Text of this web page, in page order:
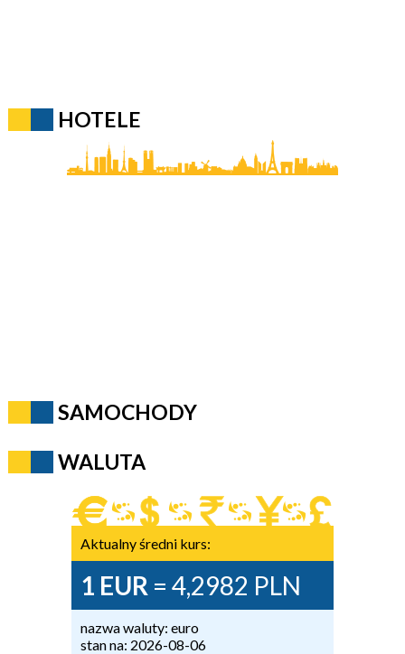
HOTELE
SAMOCHODY
WALUTA
Aktualny średni kurs:
1 EUR = 4,2982 PLN
nazwa waluty: euro
stan na: 2026-08-06